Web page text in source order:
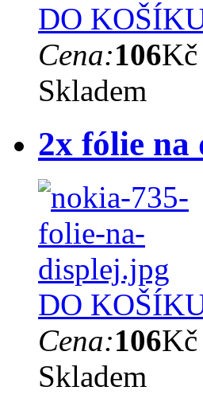
DO
Cena:106Kč
Skladem
2x fólie na
DO
Cena:106Kč
Skladem